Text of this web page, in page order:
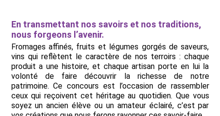
En transmettant nos savoirs et nos traditions,
nous forgeons l’avenir.
Fromages affinés, fruits et légumes gorgés de saveurs,
vins qui reflètent le caractère de nos terroirs : chaque
produit a une histoire, et chaque artisan porte en lui la
volonté de faire découvrir la richesse de notre
patrimoine. Ce concours est l’occasion de rassembler
ceux qui reçoivent cet héritage au quotidien. Que vous
soyez un ancien élève ou un amateur éclairé, c’est par